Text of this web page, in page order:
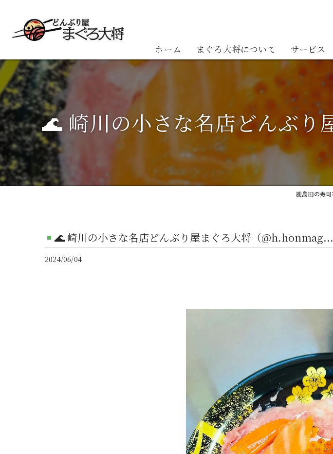
ホーム まぐろ大将について サービス
🌊 崎川の小さな名店どんぶ
鹿島田の寿
🌊 崎川の小さな名店どんぶり屋まぐろ大将（@h.honmag...
2024/06/04